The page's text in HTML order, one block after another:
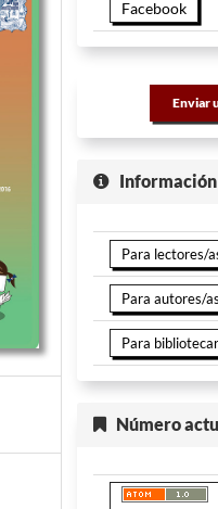
Facebook
Enviar
Información
Para lectores/
Para autores/as
Para
Número